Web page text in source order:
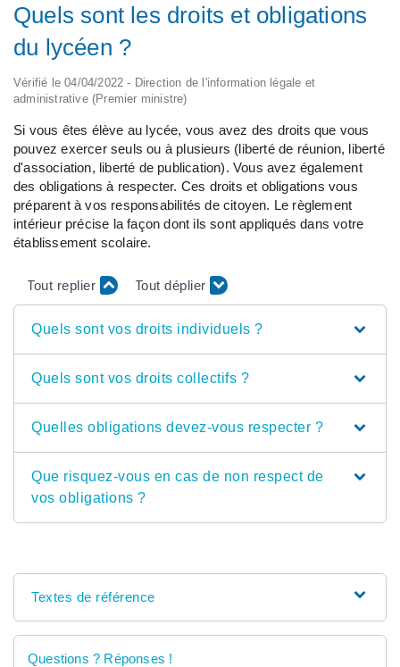
Quels sont les droits et obligations
du lycéen ?
Vérifié le 04/04/2022 - Direction de l'information légale et
administrative (Premier ministre)
Si vous êtes élève au lycée, vous avez des droits que vous
pouvez exercer seuls ou à plusieurs (liberté de réunion, liberté
d'association, liberté de publication). Vous avez également
des obligations à respecter. Ces droits et obligations vous
préparent à vos responsabilités de citoyen. Le règlement
intérieur précise la façon dont ils sont appliqués dans votre
établissement scolaire.
Tout replier Tout déplier
Quels sont vos droits individuels ?
Quels sont vos droits collectifs ?
Quelles obligations devez-vous respecter ?
Que risquez-vous en cas de non respect de
vos obligations ?
Textes de référence
Questions ? Réponses !